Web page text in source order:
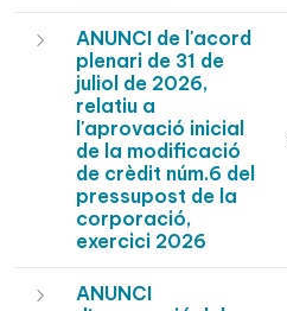
ANUNCI de l'acord
plenari de 31 de
juliol de 2026,
relatiu a
l'aprovació inicial
de la modificació
de crèdit núm.6 del
pressupost de la
corporació,
exercici 2026
ANUNCI